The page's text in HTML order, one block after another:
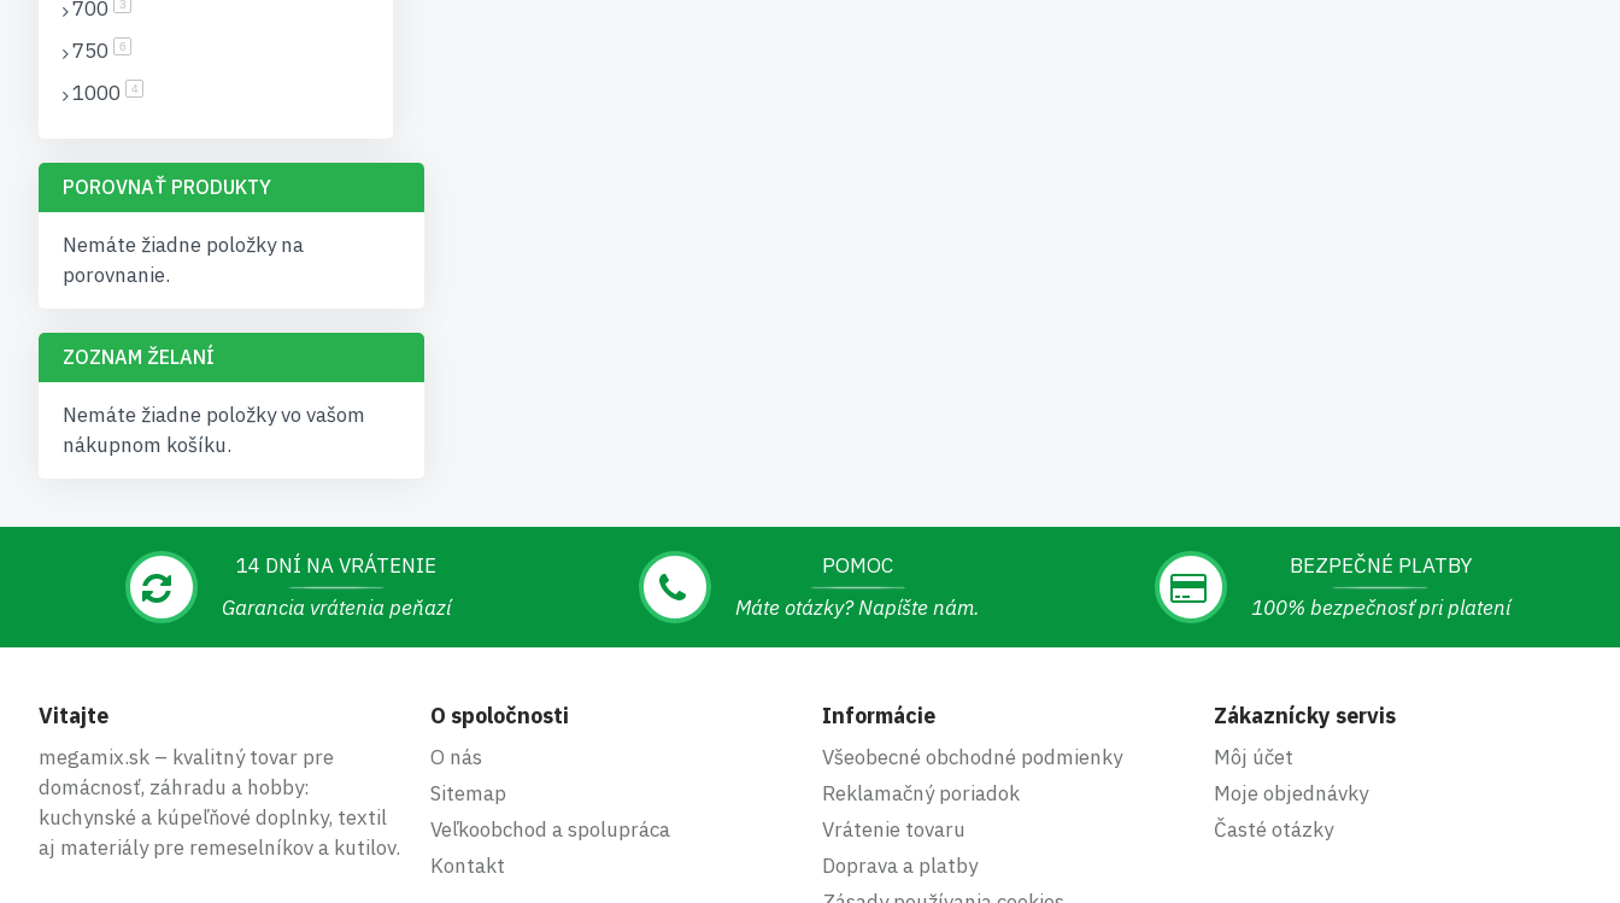
700 3položky
750 6položky
1000 4
POROVNAŤ PRODUKTY
Nemáte žiadne položky na
porovnanie.
ZOZNAM ŽELANÍ
Nemáte žiadne položky vo vašom
nákupnom košíku.
14 DNÍ NA VRÁTENIE
Garancia vrátenia peňazí
POMOC
Máte otázky? Napíšte nám.
BEZPEČNÉ PLATBY
100% bezpečnosť pri platení
Vitajte
megamix.sk – kvalitný tovar pre
domácnosť, záhradu a hobby:
kuchynské a kúpeľňové doplnky, textil
aj materiály pre remeselníkov a kutilov.
O spoločnosti
O nás
Sitemap
Veľkoobchod a spolupráca
Kontakt
Informácie
Všeobecné obchodné podmienky
Reklamačný poriadok
Vrátenie tovaru
Doprava a platby
Zákaznícky servis
Môj účet
Moje objednávky
Časté otázky